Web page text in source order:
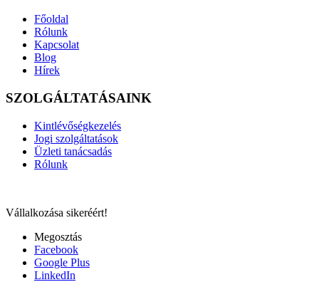
Főoldal
Rólunk
Kapcsolat
Blog
Hírek
SZOLGÁLTATÁSAINK
Kintlévőségkezelés
Jogi szolgáltatások
Üzleti tanácsadás
Rólunk
Vállalkozása sikeréért!
Megosztás
Facebook
Google Plus
LinkedIn